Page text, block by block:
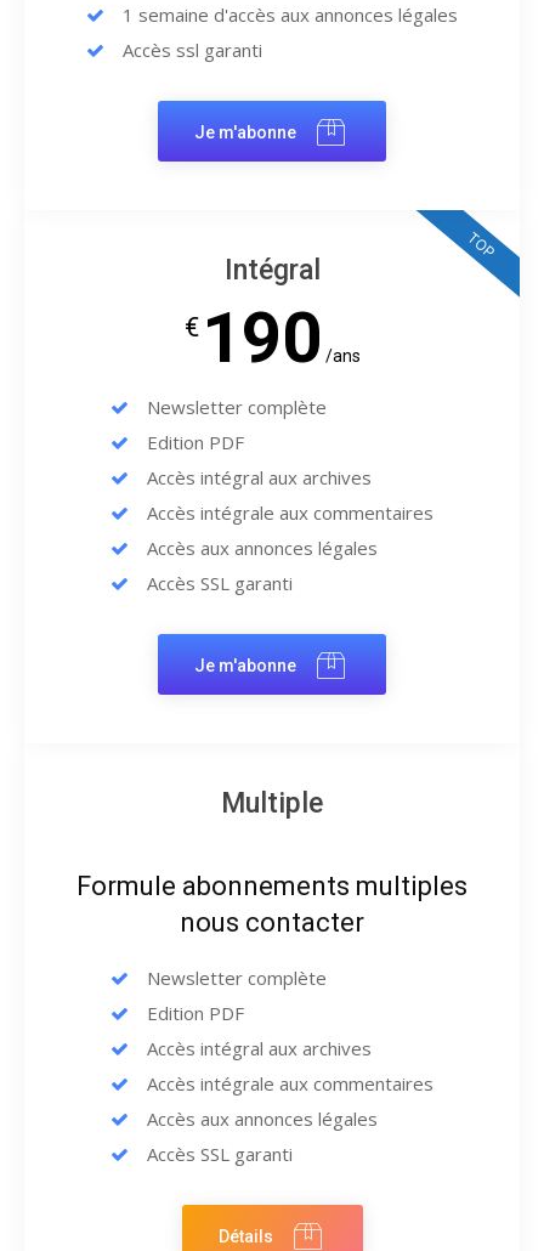
1 semaine d'accès aux annonces légales
Accès ssl garanti
Je m'abonne
TOP
Intégral
€ 190 /ans
Newsletter complète
Edition PDF
Accès intégral aux archives
Accès intégrale aux commentaires
Accès aux annonces légales
Accès SSL garanti
Je m'abonne
Multiple
Formule abonnements multiples
nous contacter
Newsletter complète
Edition PDF
Accès intégral aux archives
Accès intégrale aux commentaires
Accès aux annonces légales
Accès SSL garanti
Détails